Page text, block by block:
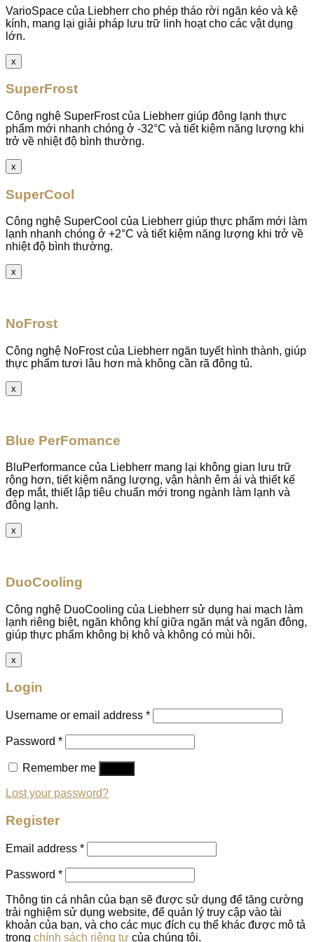
VarioSpace của Liebherr cho phép tháo rời ngăn kéo và kệ
kính, mang lại giải pháp lưu trữ linh hoạt cho các vật dụng
lớn.
x
SuperFrost
Công nghệ SuperFrost của Liebherr giúp đông lạnh thực
phẩm mới nhanh chóng ở -32°C và tiết kiệm năng lượng khi
trở về nhiệt độ bình thường.
x
SuperCool
Công nghệ SuperCool của Liebherr giúp thực phẩm mới làm
lạnh nhanh chóng ở +2°C và tiết kiệm năng lượng khi trở về
nhiệt độ bình thường.
x
NoFrost
Công nghệ NoFrost của Liebherr ngăn tuyết hình thành, giúp
thực phẩm tươi lâu hơn mà không cần rã đông tủ.
x
Blue PerFomance
BluPerformance của Liebherr mang lại không gian lưu trữ
rộng hơn, tiết kiệm năng lượng, vận hành êm ái và thiết kế
đẹp mắt, thiết lập tiêu chuẩn mới trong ngành làm lạnh và
đông lạnh.
x
DuoCooling
Công nghệ DuoCooling của Liebherr sử dụng hai mạch làm
lạnh riêng biệt, ngăn không khí giữa ngăn mát và ngăn đông,
giúp thực phẩm không bị khô và không có mùi hôi.
x
Login
Username or email address *
Password *
Remember me
Lost your password?
Register
Email address *
Password *
Thông tin cá nhân của bạn sẽ được sử dụng để tăng cường
trải nghiệm sử dụng website, để quản lý truy cập vào tài
khoản của bạn, và cho các mục đích cụ thể khác được mô tả
trong chính sách riêng tư của chúng tôi.